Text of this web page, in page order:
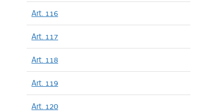
Art. 116
Art. 117
Art. 118
Art. 119
Art. 120